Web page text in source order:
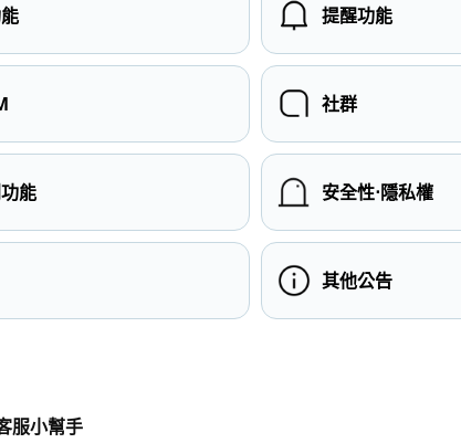
提醒功能
社群
能 安全性⋅隱私權
其他公告
服小幫手